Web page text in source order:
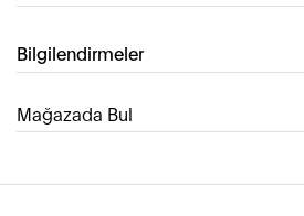
Bilgilendirmeler
Mağazada Bul